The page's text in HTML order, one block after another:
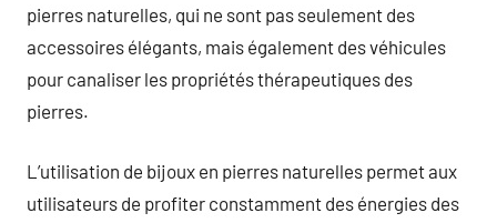
pierres naturelles, qui ne sont pas seulement des
accessoires élégants, mais également des véhicules
pour canaliser les propriétés thérapeutiques des
pierres.
L’utilisation de bijoux en pierres naturelles permet aux
utilisateurs de profiter constamment des énergies des